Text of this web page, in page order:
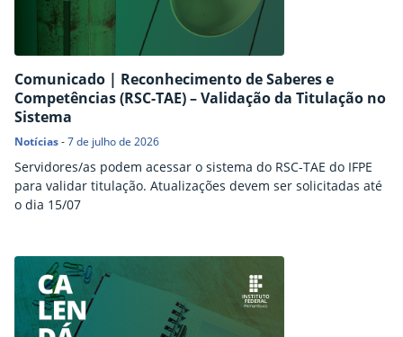
Comunicado | Reconhecimento de Saberes e
Competências (RSC-TAE) – Validação da Titulação no
Sistema
Notícias-7 de julho de 2026
Servidores/as podem acessar o sistema do RSC-TAE do IFPE
para validar titulação. Atualizações devem ser solicitadas até
o dia 15/07